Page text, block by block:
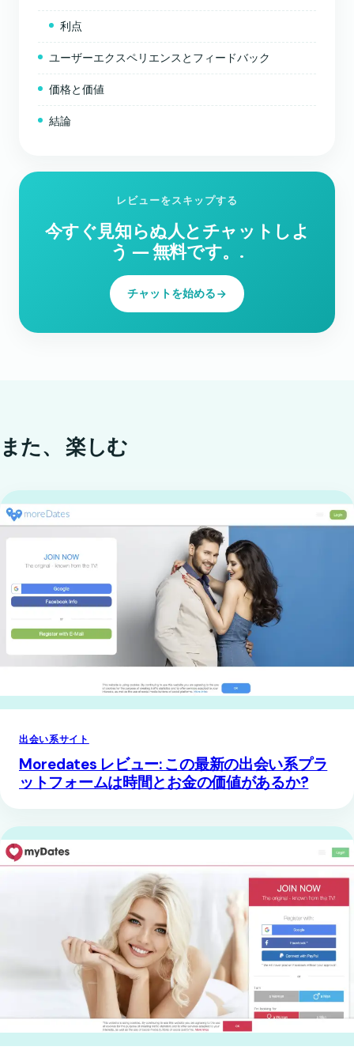
利点
ユーザーエクスペリエンスとフィードバック
価格と価値
結論
レビューをスキップする
今すぐ見知らぬ人とチャットしよ
う ― 無料です。.
チャットを始める
また、楽しむ
出会い系サイト
Moredates レビュー: この最新の出会い系プラ
ットフォームは時間とお金の価値があるか?